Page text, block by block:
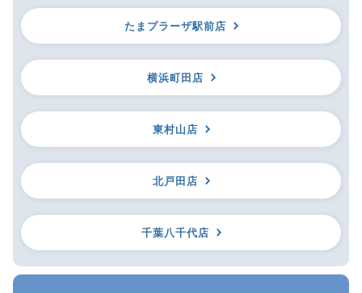
たまプラーザ駅前店
横浜町田店
東村山店
北戸田店
千葉八千代店